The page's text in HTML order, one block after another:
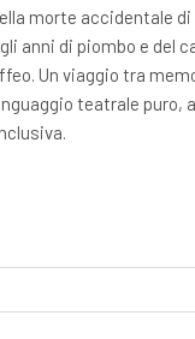
morte accidentale di
anni di piombo e del
Un viaggio tra
teatrale puro,